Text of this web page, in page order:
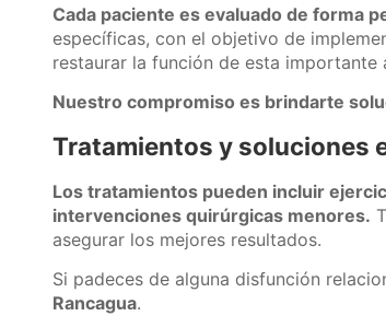
Cada paciente es evaluado de forma
específicas, con el objetivo de
restaurar la función de esta importante
Nuestro compromiso es brindarte
Tratamientos y soluciones
Los tratamientos pueden incluir
intervenciones quirúrgicas menores.
asegurar los mejores resultados.
Si padeces de alguna disfunción
Rancagua.